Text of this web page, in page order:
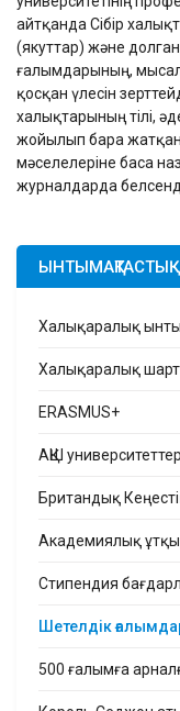
айтқанда Сібір
(якуттар) және
ғалымдарының,
қосқан үлесін
халықтарының тілі,
жойылып бара жатқан
мәселелеріне баса
журналдарда
ЫНТЫМАҚТАСТЫҚ
Халықаралық
Халықаралық
ERASMUS+
АҚШ
Британдық
Академиялық
Стипендия
Шетелдік
500 ғалымға